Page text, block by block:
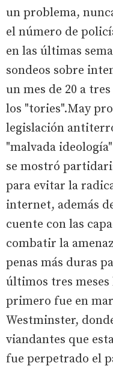
un problema,
el número de
en las últimas
sondeos sobre
un mes de 20 a
los "tories".May
legislación
"malvada
se mostró
para evitar la
internet, además
cuente con las
combatir la
penas más duras
últimos tres
primero fue en
Westminster,
viandantes que
fue perpetrado el